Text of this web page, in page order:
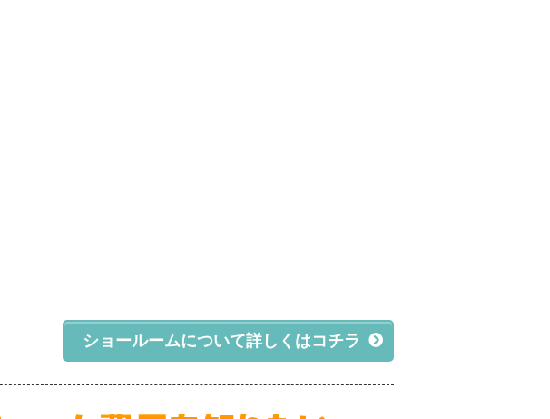
ショールームについて詳しくはコチラ